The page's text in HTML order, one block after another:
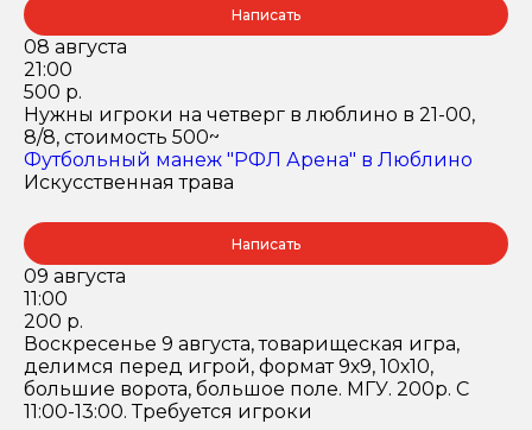
Написать
08 августа
21:00
500 р.
Нужны игроки на четверг в люблино в 21-00,
8/8, стоимость 500~
Футбольный манеж "РФЛ Арена" в Люблино
Искусственная трава
Написать
09 августа
11:00
200 р.
Воскресенье 9 августа, товарищеская игра,
делимся перед игрой, формат 9х9, 10х10,
большие ворота, большое поле. МГУ. 200р. С
11:00-13:00. Требуется игроки